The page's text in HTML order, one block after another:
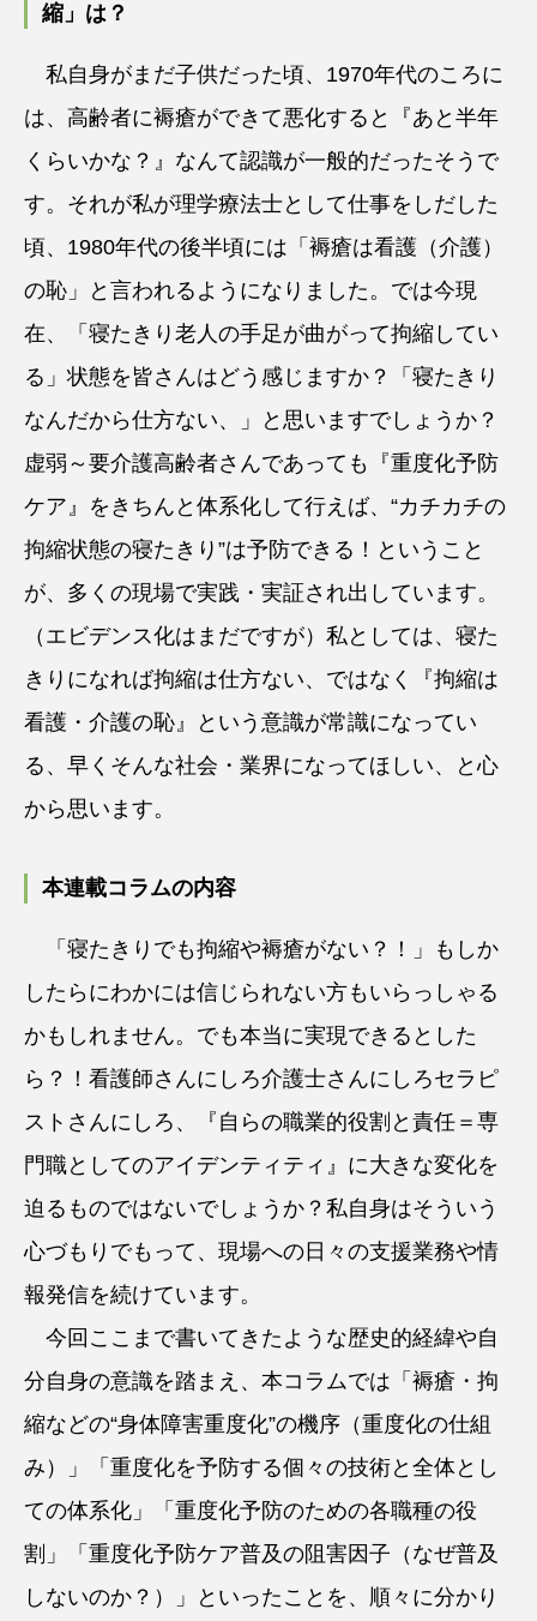
縮」は？
私自身がまだ子供だった頃、1970年代のころに
は、高齢者に褥瘡ができて悪化すると『あと半年
くらいかな？』なんて認識が一般的だったそうで
す。それが私が理学療法士として仕事をしだした
頃、1980年代の後半頃には「褥瘡は看護（介護）
の恥」と言われるようになりました。では今現
在、「寝たきり老人の手足が曲がって拘縮してい
る」状態を皆さんはどう感じますか？「寝たきり
なんだから仕方ない、」と思いますでしょうか？
虚弱～要介護高齢者さんであっても『重度化予防
ケア』をきちんと体系化して行えば、“カチカチの
拘縮状態の寝たきり”は予防できる！ということ
が、多くの現場で実践・実証され出しています。
（エビデンス化はまだですが）私としては、寝た
きりになれば拘縮は仕方ない、ではなく『拘縮は
看護・介護の恥』という意識が常識になってい
る、早くそんな社会・業界になってほしい、と心
から思います。
本連載コラムの内容
「寝たきりでも拘縮や褥瘡がない？！」もしか
したらにわかには信じられない方もいらっしゃる
かもしれません。でも本当に実現できるとした
ら？！看護師さんにしろ介護士さんにしろセラピ
ストさんにしろ、『自らの職業的役割と責任＝専
門職としてのアイデンティティ』に大きな変化を
迫るものではないでしょうか？私自身はそういう
心づもりでもって、現場への日々の支援業務や情
報発信を続けています。
今回ここまで書いてきたような歴史的経緯や自
分自身の意識を踏まえ、本コラムでは「褥瘡・拘
縮などの“身体障害重度化”の機序（重度化の仕組
み）」「重度化を予防する個々の技術と全体とし
ての体系化」「重度化予防のための各職種の役
割」「重度化予防ケア普及の阻害因子（なぜ普及
しないのか？）」といったことを、順々に分かり